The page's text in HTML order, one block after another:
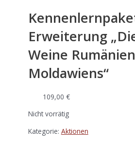
Erweiterung
Weine
Moldawiens“
109,00 €
Nicht vorrätig
Kategorie: Aktionen